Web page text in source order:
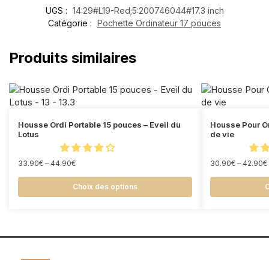
UGS : 14:29#L19-Red;5:200746044#17.3 inch
Catégorie : Pochette Ordinateur 17 pouces
Produits similaires
Housse Ordi Portable 15 pouces – Eveil du
Lotus
33.90€ – 44.90€
Choix des options
Housse Pour
de vie
30.90€ – 42.90€